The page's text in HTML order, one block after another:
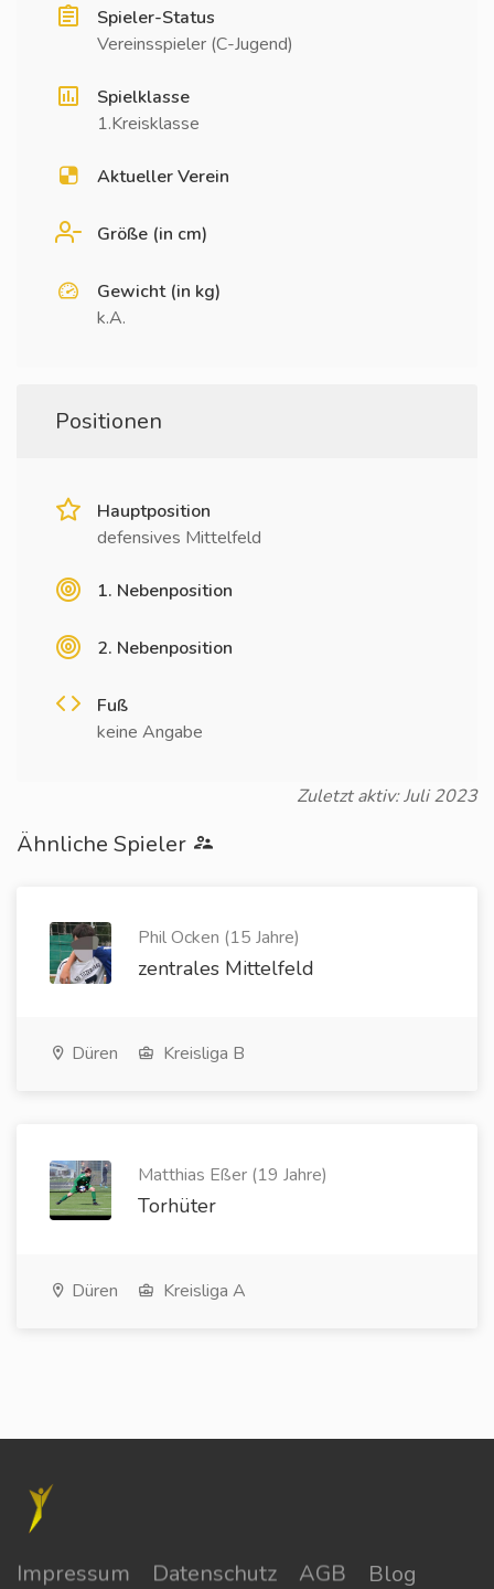
Spieler-Status
Vereinsspieler (C-Jugend)
Spielklasse
1.Kreisklasse
Aktueller Verein
Größe (in cm)
Gewicht (in kg)
k.A.
Positionen
Hauptposition
defensives Mittelfeld
1. Nebenposition
2. Nebenposition
Fuß
keine Angabe
Zuletzt aktiv: Juli 2023
Ähnliche Spieler
Phil Ocken (15 Jahre)
zentrales Mittelfeld
Düren Kreisliga B
Matthias Eßer (19 Jahre)
Torhüter
Düren Kreisliga A
Impressum Datenschutz AGB Blog